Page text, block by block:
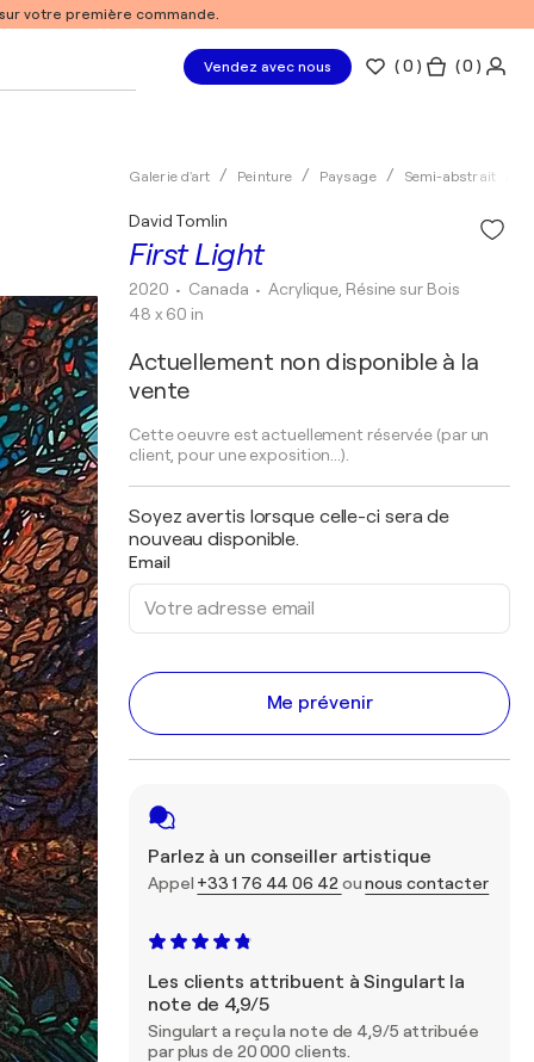
votre première commande.
Vendez avec nous (0 ) ( 0 )
Galerie d'art Peinture Paysage Semi-abstrait
First Light
David Tomlin
2020 • Canada •Acrylique, Résine sur Bois
48 x 60 in
Actuellement non disponible à la
vente
Cette oeuvre est actuellement réservée (par un
client, pour une exposition...).
Soyez avertis lorsque celle-ci sera de
nouveau disponible.
Email
Me prévenir
Parlez à un conseiller artistique
Appel +33 1 76 44 06 42 ounous contacter
Les clients attribuent à Singulart la
note de 4,9/5
Singulart a reçu la note de 4,9/5 attribuée
par plus de 20 000 clients.